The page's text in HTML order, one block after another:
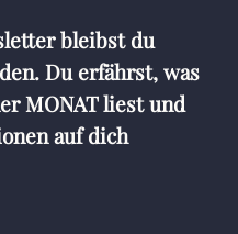
bleibst du
Du erfährst, was
MONAT liest und
auf dich